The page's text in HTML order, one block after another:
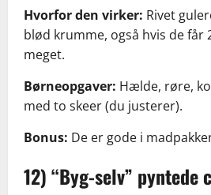
Hvorfor den virker: Rivet
blød krumme, også hvis de
meget.
Børneopgaver: Hælde, røre,
med to skeer (du justerer).
Bonus: De er gode i
12) “Byg-selv” pyntede